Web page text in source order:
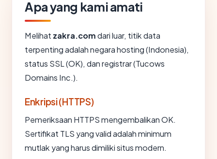
Apa yang kami amati
Melihat zakra.comdari luar, titik data
terpenting adalah negara hosting (Indonesia),
status SSL (OK), dan registrar (Tucows
Domains Inc.).
Enkripsi (HTTPS)
Pemeriksaan HTTPS mengembalikan OK.
Sertifikat TLS yang valid adalah minimum
mutlak yang harus dimiliki situs modern.